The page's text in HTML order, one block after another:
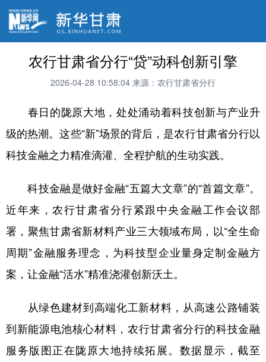
农行甘肃省分行“贷”动科创新引擎
2026-04-28 10:58:04 来源：农行甘肃省分行
春日的陇原大地，处处涌动着科技创新与产业升
级的热潮。这些“新”场景的背后，是农行甘肃省分行以
科技金融之力精准滴灌、全程护航的生动实践。
科技金融是做好金融“五篇大文章”的“首篇文章”。
近年来，农行甘肃省分行紧跟中央金融工作会议部
署，聚焦甘肃省新材料产业三大领域布局，以“全生命
周期”金融服务理念，为科技型企业量身定制金融方
案，让金融“活水”精准浇灌创新沃土。
从绿色建材到高端化工新材料，从高速公路铺装
到新能源电池核心材料，农行甘肃省分行的科技金融
服务版图正在陇原大地持续拓展。数据显示，截至